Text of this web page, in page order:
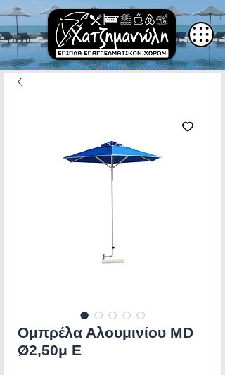
Ομπρέλα Αλουμινίου MD
Ø2,50μ Ε